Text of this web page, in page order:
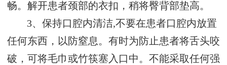
畅。解开患者颈部的衣扣，稍将臀背部垫高。
3、保持口腔内清洁,不要在患者口腔内放置
任何东西，以防窒息。有时为防止患者将舌头咬
破，可将毛巾或竹筷塞入口中。不能采取任何强